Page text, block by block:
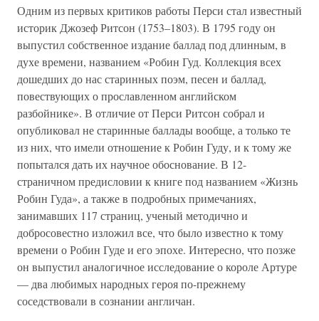
Одним из первых критиков работы Перси стал известный
историк Джозеф Ритсон (1753–1803). В 1795 году он
выпустил собственное издание баллад под длинным, в
духе времени, названием «Робин Гуд. Коллекция всех
дошедших до нас старинных поэм, песен и баллад,
повествующих о прославленном английском
разбойнике». В отличие от Перси Ритсон собрал и
опубликовал не старинные баллады вообще, а только те
из них, что имели отношение к Робин Гуду, и к тому же
попытался дать их научное обоснование. В 12-
страничном предисловии к книге под названием «Жизнь
Робин Гуда», а также в подробных примечаниях,
занимавших 117 страниц, ученый методично и
добросовестно изложил все, что было известно к тому
времени о Робин Гуде и его эпохе. Интересно, что позже
он выпустил аналогичное исследование о короле Артуре
— два любимых народных героя по-прежнему
соседствовали в сознании англичан.